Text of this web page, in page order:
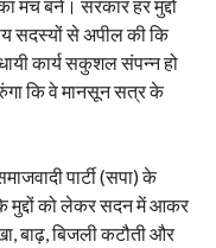
मंच बने। सरकार हर मुद्दों
सदस्यों से अपील की कि
कार्य सकुशल संपन्न हो
कि वे मानसून सत्र के
पार्टी (सपा) के
मुद्दों को लेकर सदन में आकर
बाढ़, बिजली कटौती और